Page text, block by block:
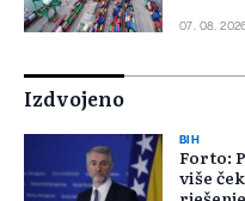
07. 08.
Izdvojeno
BIH
Forto:
više